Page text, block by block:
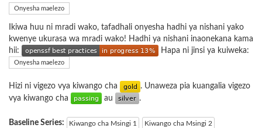
Onyesha maelezo
Ikiwa huu ni mradi wako, tafadhali onyesha hadhi ya nishani yako
kwenye ukurasa wa mradi wako! Hadhi ya nishani inaonekana kama
hii:
Hapa ni jinsi ya kuiweka:
Onyesha maelezo
Hizi ni vigezo vya kiwango cha
. Unaweza pia kuangalia vigezo
vya kiwango cha
au .
Baseline Series: Kiwango cha Msingi 1
Kiwango cha Msingi 2